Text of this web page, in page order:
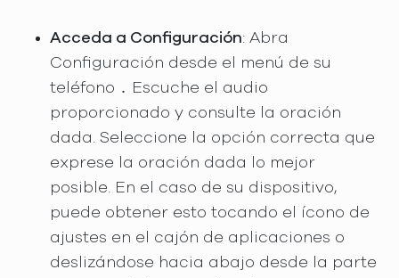
Acceda a Configuración: Abra
Configuración desde el menú de su
teléfono ․ Escuche el audio
proporcionado y consulte la oración
dada. Seleccione la opción correcta que
exprese la oración dada lo mejor
posible. En el caso de su dispositivo,
puede obtener esto tocando el ícono de
ajustes en el cajón de aplicaciones o
deslizándose hacia abajo desde la parte